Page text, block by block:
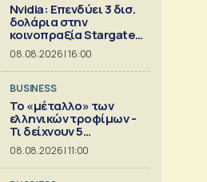
Nvidia: Επενδύει 3 δισ.
δολάρια στην
κοινοπραξία Stargate
για κέντρα δεδομένων
08.08.2026 | 16:00
BUSINESS
Το «μέταλλο» των
ελληνικών τροφίμων -
Τι δείχνουν 5
ισολογισμοί
08.08.2026 | 11:00